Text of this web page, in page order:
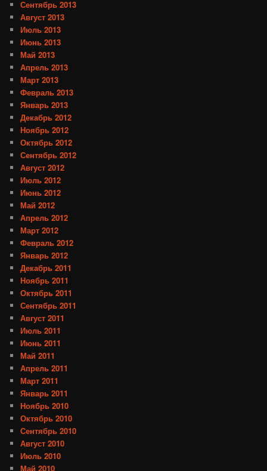
Сентябрь 2013
Август 2013
Июль 2013
Июнь 2013
Май 2013
Апрель 2013
Март 2013
Февраль 2013
Январь 2013
Декабрь 2012
Ноябрь 2012
Октябрь 2012
Сентябрь 2012
Август 2012
Июль 2012
Июнь 2012
Май 2012
Апрель 2012
Март 2012
Февраль 2012
Январь 2012
Декабрь 2011
Ноябрь 2011
Октябрь 2011
Сентябрь 2011
Август 2011
Июль 2011
Июнь 2011
Май 2011
Апрель 2011
Март 2011
Январь 2011
Ноябрь 2010
Октябрь 2010
Сентябрь 2010
Август 2010
Июль 2010
Май 2010